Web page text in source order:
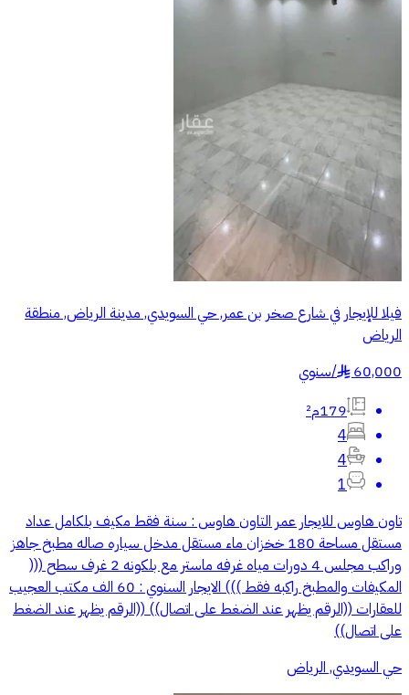
فيلا للإيجار في شارع صخر بن عمر, حي السويدي, مدينة الرياض, منطقة
الرياض
60,000
§
/سنوي
179م²
4
4
1
تاون هاوس للايجار عمر التاون هاوس : سنة فقط مكيف بلكامل عداد
مستقل مساحة 180 خخزان ماء مستقل مدخل سياره صاله مطبخ جاهز
وراكب مجلس 4 دورات مياه غرفه ماستر مع بلكونه 2 غرف سطح (((
المكيفات والمطبخ راكبه فقط ))) الايجار السنوي : 60 الف مكتب العجيب
للعقارات ((الرقم يظهر عند الضغط على اتصال)) ((الرقم يظهر عند الضغط
على اتصال))
حي السويدي, الرياض